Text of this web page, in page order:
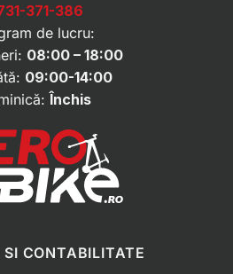
371-386
de lucru:
08:00 – 18:00
09:00-14:00
Închis
SI CONTABILITATE